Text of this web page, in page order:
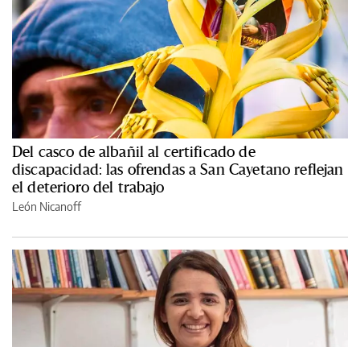
Del casco de albañil al certificado de
discapacidad: las ofrendas a San Cayetano reflejan
el deterioro del trabajo
León Nicanoff